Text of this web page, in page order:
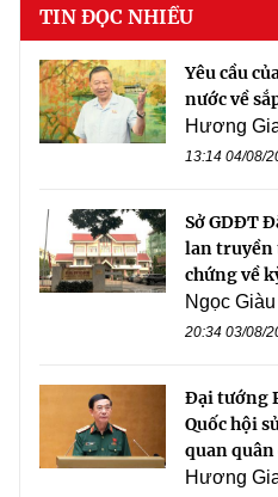
TIN ĐỌC NHIỀU
Yêu cầu
nước về
Hương
13:14 04/08/
Sở GDĐT
lan truyền
chứng về
Ngọc Giàu
20:34 03/08/
Đại tướng
Quốc hội
quan
Hương